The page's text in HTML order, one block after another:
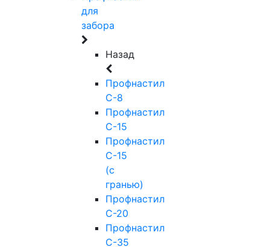
для
забора
Назад
Профнастил
С-8
Профнастил
С-15
Профнастил
С-15
(с
гранью)
Профнастил
С-20
Профнастил
С-35